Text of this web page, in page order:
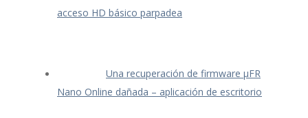
acceso HD básico parpadea
Una recuperación de firmware μFR
Nano Online dañada – aplicación de escritorio